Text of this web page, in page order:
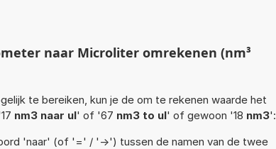
naar Microliter omrekenen (nm³
te bereiken, kun je de om te rekenen waarde het
nm3 naar ul' of '67 nm3 to ul' of gewoon '18 nm3':
'naar' (of '=' / '->') tussen de namen van de twee